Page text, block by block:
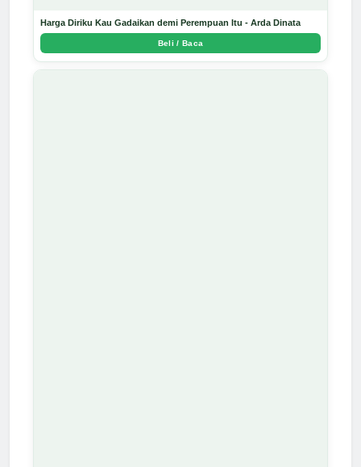
Harga Diriku Kau Gadaikan demi Perempuan Itu - Arda Dinata
Beli / Baca